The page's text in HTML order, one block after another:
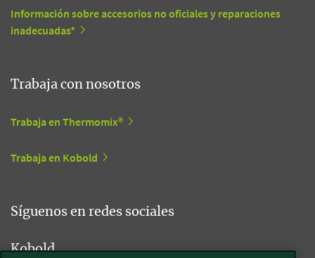
Información sobre accesorios no oficiales y reparaciones
inadecuadas*
Trabaja con nosotros
Trabaja en Thermomix®
Trabaja en Kobold
Síguenos en redes sociales
Kobold